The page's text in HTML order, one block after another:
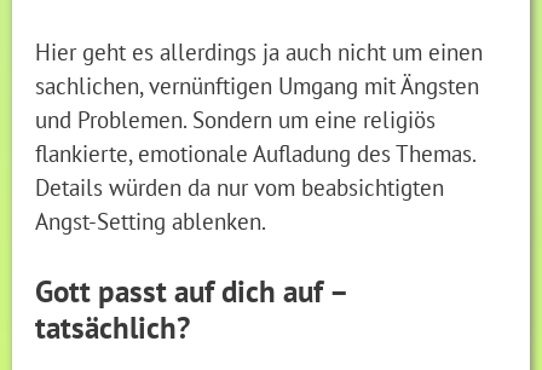
Hier geht es allerdings ja auch nicht um einen
sachlichen, vernünftigen Umgang mit Ängsten
und Problemen. Sondern um eine religiös
flankierte, emotionale Aufladung des Themas.
Details würden da nur vom beabsichtigten
Angst-Setting ablenken.
Gott passt auf dich auf –
tatsächlich?